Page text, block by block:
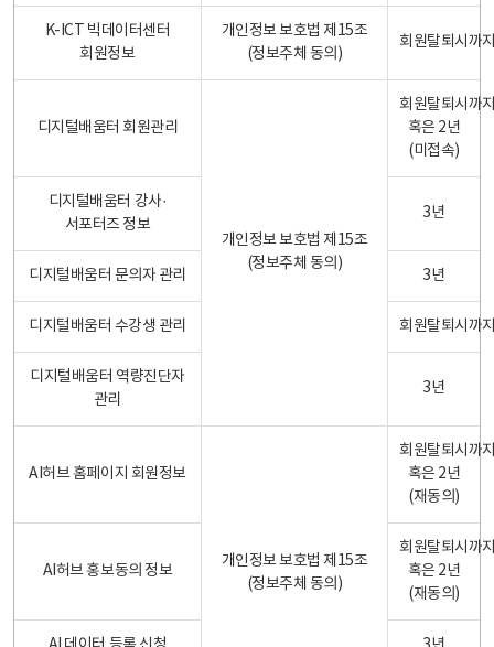
K-ICT 빅데이터센터
회원정보
개인정보 보호법 제15조
(정보주체 동의)
회원탈퇴시까
디지털배움터 회원관리
개인정보 보호법 제15조
(정보주체 동의)
회원탈퇴시까
혹은 2년
(미접속)
디지털배움터 강사·
서포터즈 정보
3년
디지털배움터 문의자 관리 3년
디지털배움터 수강생 관리 회원탈퇴시까
디지털배움터 역량진단자
관리
3년
AI허브 홈페이지 회원정보
개인정보 보호법 제15조
(정보주체 동의)
회원탈퇴시까
혹은 2년
(재동의)
AI허브 홍보동의 정보
회원탈퇴시까
혹은 2년
(재동의)